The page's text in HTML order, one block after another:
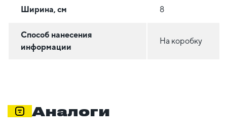
Ширина, см 8
Способ нанесения
информации
На коробку
Аналоги